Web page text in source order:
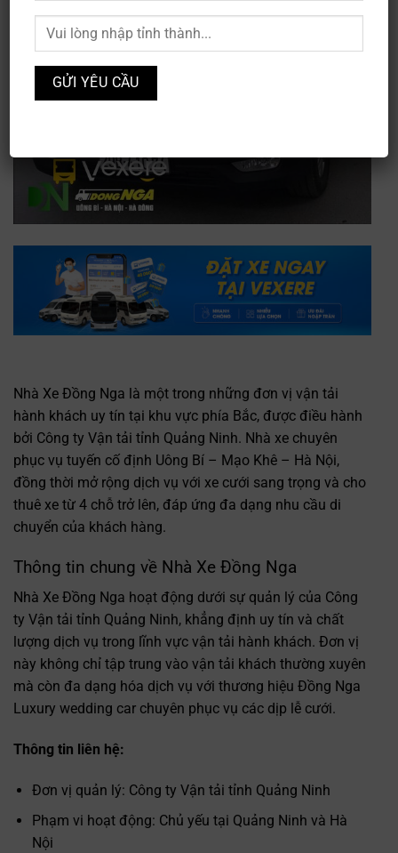
Nhà Xe Đồng Nga là một trong những đơn vị vận tải
hành khách uy tín tại khu vực phía Bắc, được điều hành
bởi Công ty Vận tải tỉnh Quảng Ninh. Nhà xe chuyên
phục vụ tuyến cố định Uông Bí – Mạo Khê – Hà Nội,
đồng thời mở rộng dịch vụ với xe cưới sang trọng và cho
thuê xe từ 4 chỗ trở lên, đáp ứng đa dạng nhu cầu di
chuyển của khách hàng.
Thông tin chung về Nhà Xe Đồng Nga
Nhà Xe Đồng Nga hoạt động dưới sự quản lý của Công
ty Vận tải tỉnh Quảng Ninh, khẳng định uy tín và chất
lượng dịch vụ trong lĩnh vực vận tải hành khách. Đơn vị
này không chỉ tập trung vào vận tải khách thường xuyên
mà còn đa dạng hóa dịch vụ với thương hiệu Đồng Nga
Luxury wedding car chuyên phục vụ các dịp lễ cưới.
Thông tin liên hệ:
Đơn vị quản lý: Công ty Vận tải tỉnh Quảng Ninh
Phạm vi hoạt động: Chủ yếu tại Quảng Ninh và Hà
Nội